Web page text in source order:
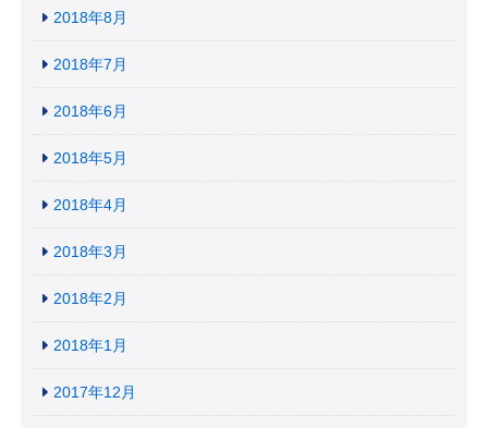
2018年8月
2018年7月
2018年6月
2018年5月
2018年4月
2018年3月
2018年2月
2018年1月
2017年12月